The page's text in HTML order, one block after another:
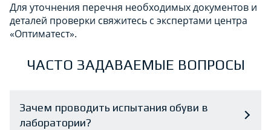
Для уточнения перечня необходимых документов и
деталей проверки свяжитесь с экспертами центра
«Оптиматест».
ЧАСТО ЗАДАВАЕМЫЕ ВОПРОСЫ
Зачем проводить испытания обуви в
лаборатории?